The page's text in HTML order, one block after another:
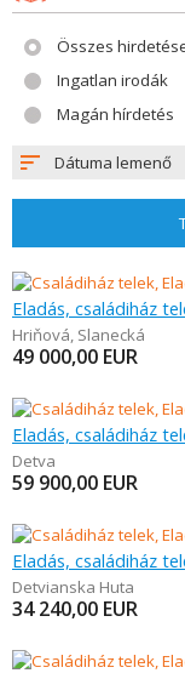
Összes
Ingatlan irodák
Magán hírdetés
Dátuma lemenő
Eladás, családiház
Hriňová, Slanecká
49 000,00 EUR
Eladás, családiház
Detva
59 900,00 EUR
Eladás, családiház
Detvianska Huta
34 240,00 EUR